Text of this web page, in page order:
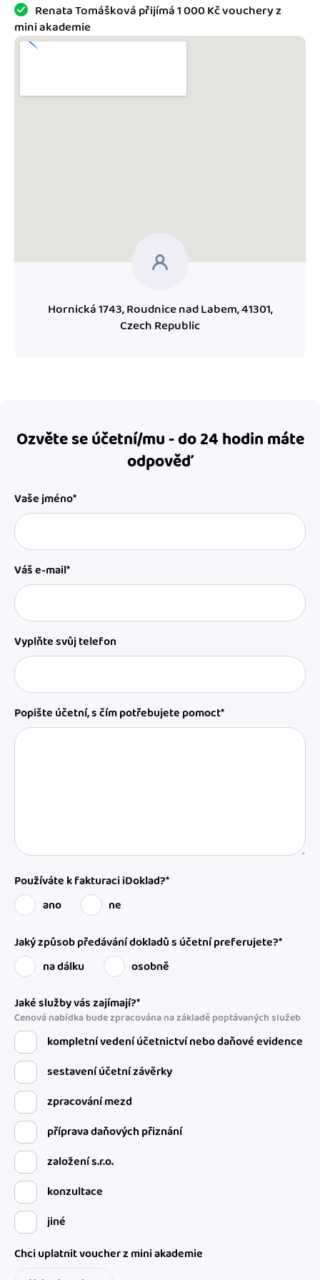
Spřátelené účetní
Katalog doplňků
Jak se vyznat ve fakturaci
Blog
Renata Tomášková přijímá 1 000 Kč vouchery z
mini akademie
Hornická 1743, Roudnice nad Labem, 41301,
Czech Republic
Ozvěte se účetní/mu - do 24 hodin máte
odpověď
Vaše jméno*
Váš e-mail*
Vyplňte svůj telefon
Popište účetní, s čím potřebujete pomoct*
Používáte k fakturaci iDoklad?*
ano
ne
Jaký způsob předávání dokladů s účetní preferujete?*
na dálku
osobně
Jaké služby vás zajímají?*
Cenová nabídka bude zpracována na základě poptávaných služeb
kompletní vedení účetnictví nebo daňové evidence
sestavení účetní závěrky
zpracování mezd
příprava daňových přiznání
založení s.r.o.
konzultace
jiné
Chci uplatnit voucher z mini akademie